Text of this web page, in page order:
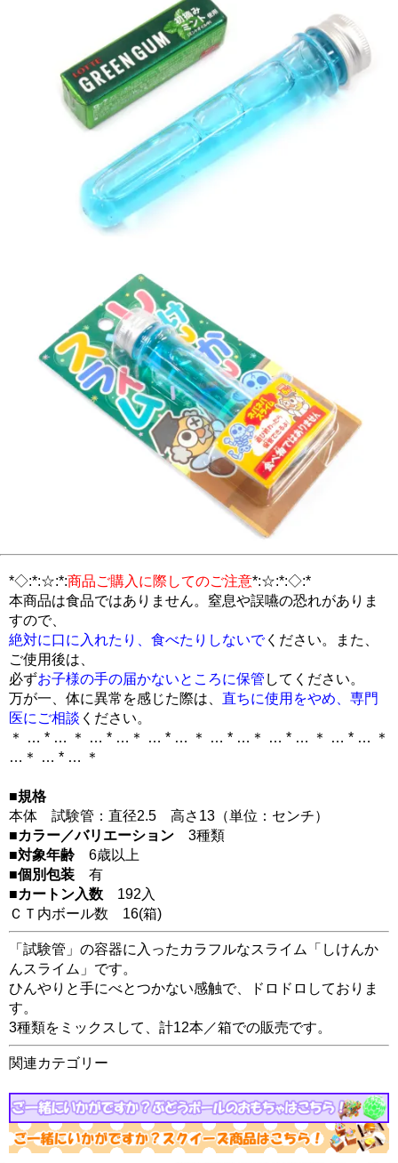
*◇:*:☆:*:商品ご購入に際してのご注意*:☆:*:◇:*
本商品は食品ではありません。窒息や誤嚥の恐れがありま
すので、
絶対に口に入れたり、食べたりしないでください。また、
ご使用後は、
必ずお子様の手の届かないところに保管 してください。
万が一、体に異常を感じた際は、 直ちに使用をやめ、専門
医にご相談 ください。
＊ … * … ＊ … * …＊ … * … ＊ … * …＊ … * … ＊ … * … ＊
…＊ … * … ＊
■規格
本体 試験管：直径2.5 高さ13（単位：センチ）
■カラー／バリエーション 3種類
■対象年齢 6歳以上
■個別包装 有
■カートン入数 192入
ＣＴ内ボール数 16(箱)
「試験管」の容器に入ったカラフルなスライム「しけんか
んスライム」です。
ひんやりと手にべとつかない感触で、ドロドロしておりま
す。
3種類をミックスして、計12本／箱での販売です。
関連カテゴリー